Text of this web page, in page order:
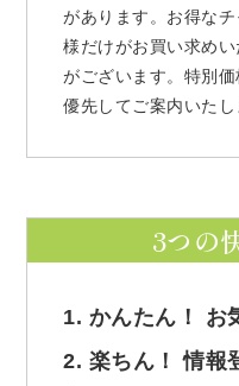
があります。お得な
様だけがお買い求め
がございます。特別
優先してご案内いたし
3つの
1. かんたん！ お
2. 楽ちん！ 情報